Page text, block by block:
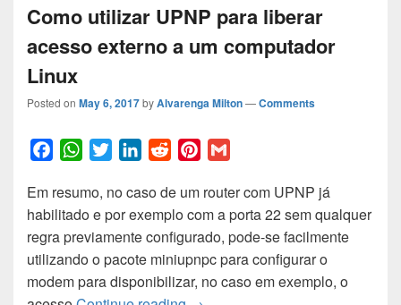
Como utilizar UPNP para liberar
acesso externo a um computador
Linux
Posted on May 6, 2017byAlvarenga Milton—Comments
c
e
b
o
o
W
a
t
s
A
p
i
t
t
e
r
n
k
e
d
I
R
d
d
i
t
n
t
e
r
e
a
i
l
Em resumo, no caso de um router com UPNP já
habilitado e por exemplo com a porta 22 sem qualquer
regra previamente configurado, pode-se facilmente
utilizando o pacote miniupnpc para configurar o
modem para disponibilizar, no caso em exemplo, o